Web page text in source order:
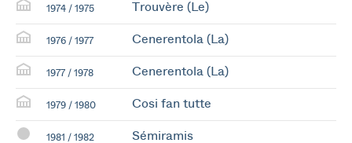
1974 / 1975 Trouvère (Le)
1976 / 1977 Cenerentola (La)
1977 / 1978 Cenerentola (La)
1979 / 1980 Cosi fan tutte
1981 / 1982 Sémiramis